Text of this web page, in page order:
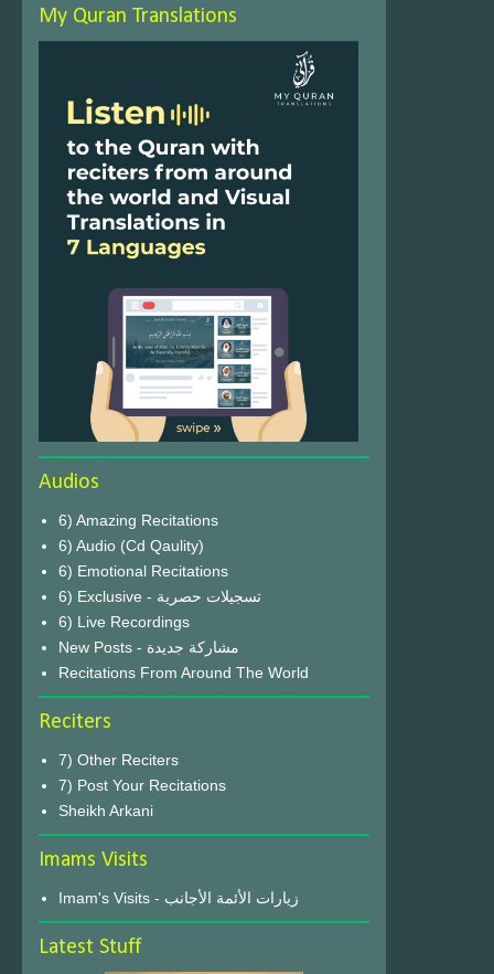
My Quran Translations
Audios
6) Amazing Recitations
6) Audio (Cd Qaulity)
6) Emotional Recitations
6) Exclusive - تسجيلات حصرية
6) Live Recordings
New Posts - مشاركة جديدة
Recitations From Around The World
Reciters
7) Other Reciters
7) Post Your Recitations
Sheikh Arkani
Imams Visits
Imam's Visits - زيارات الأئمة الأجانب
Latest Stuff